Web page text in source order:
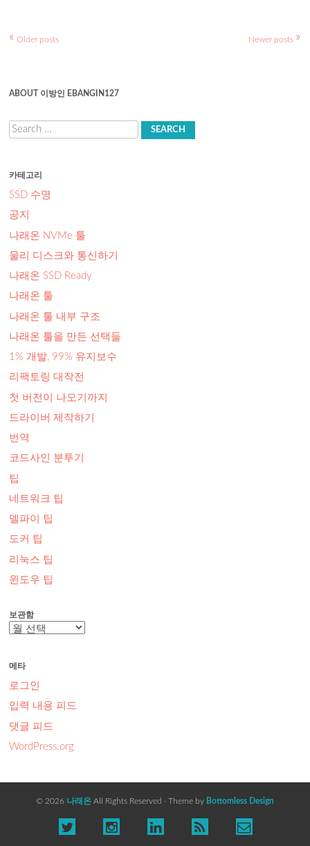
Post
« Older posts Newer posts »
ABOUT 이방인 EBANGIN127
Search
카테고리
SSD 수명
공지
나래온 NVMe 툴
물리 디스크와 통신하기
나래온 SSD Ready
나래온 툴
나래온 툴 내부 구조
나래온 툴을 만든 선택들
1% 개발, 99% 유지보수
리팩토링 대작전
첫 버전이 나오기까지
드라이버 제작하기
번역
코드사인 분투기
팁
네트워크 팁
델파이 팁
도커 팁
리눅스 팁
윈도우 팁
보관함
보
메타
로그인
입력 내용 피드
댓글 피드
WordPress.org
© 2026 나래온 All Rights Reserved · Theme by Bottomless Design